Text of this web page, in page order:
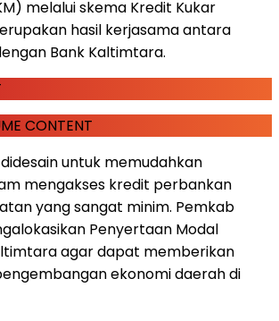
melalui skema Kredit Kukar
hasil kerjasama antara
Bank Kaltimtara.
CONTENT
untuk memudahkan
mengakses kredit perbankan
yang sangat minim. Pemkab
Penyertaan Modal
agar dapat memberikan
ekonomi daerah di